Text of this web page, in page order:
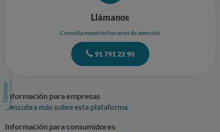
Llámanos
Consulta nuestros horarios de atención
91 791 22 90
Información para empresas
Descubra más sobre esta plataforma
Información para consumidores